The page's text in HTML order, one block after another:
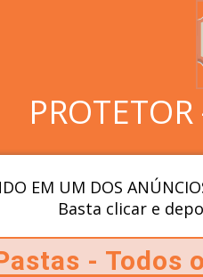
EM UM DOS
Basta clicar e
- Todos